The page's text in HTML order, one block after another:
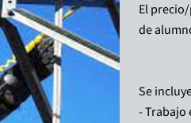
El
de
Se
- Trabajo